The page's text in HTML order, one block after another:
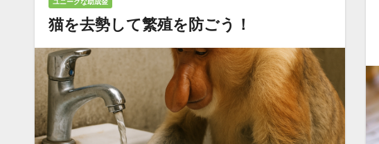
ユニークな助成金
猫を去勢して繁殖を防ごう！